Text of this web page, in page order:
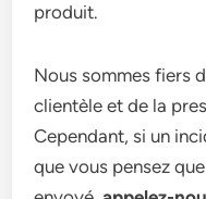
produit.
Nous sommes fiers
clientèle et de la
Cependant, si un
que vous pensez